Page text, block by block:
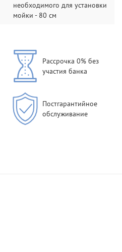
необходимого для установки
мойки - 80 см
Рассрочка 0% без
участия банка
Постгарантийное
обслуживание